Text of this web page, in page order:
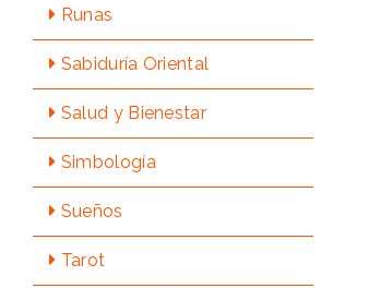
Runas
Sabidurí­a Oriental
Salud y Bienestar
Simbologí­a
Sueños
Tarot